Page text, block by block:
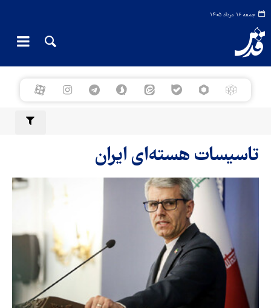
جمعه ۱۶ مرداد ۱۴۰۵
تاسیسات هسته‌ای ایران